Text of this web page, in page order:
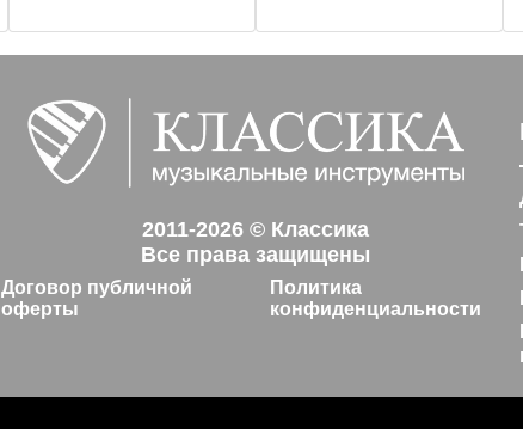
2011-2026 © Классика
Все права защищены
Договор публичной
оферты
Политика
конфиденциальности